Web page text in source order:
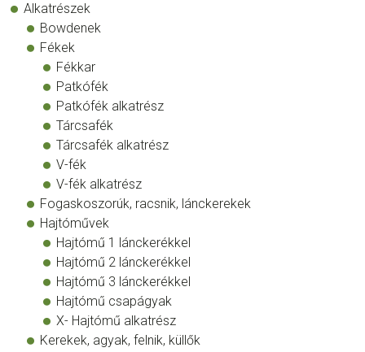
Alkatrészek
Bowdenek
Fékek
Fékkar
Patkófék
Patkófék alkatrész
Tárcsafék
Tárcsafék alkatrész
V-fék
V-fék alkatrész
Fogaskoszorúk, racsnik, lánckerekek
Hajtóművek
Hajtómű 1 lánckerékkel
Hajtómű 2 lánckerékkel
Hajtómű 3 lánckerékkel
Hajtómű csapágyak
X- Hajtómű alkatrész
Kerekek, agyak, felnik, küllők